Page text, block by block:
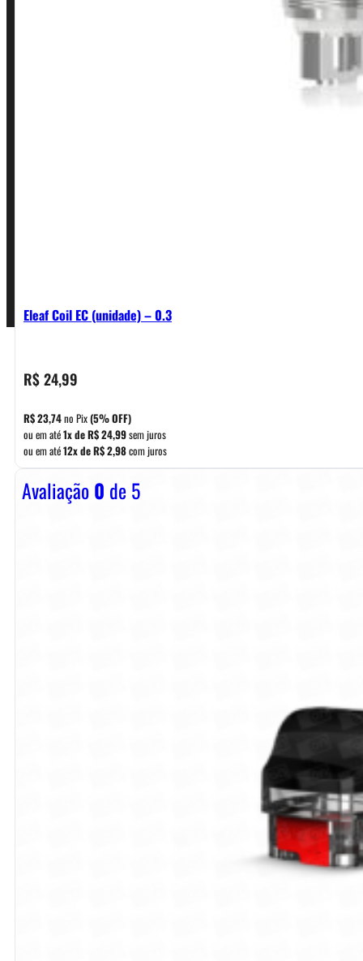
Eleaf Coil EC (unidade) – 0.3
R$24,99
R$23,74no Pix(5% OFF)
ou em até1x deR$24,99sem juros
ou em até12x deR$2,98com juros
Avaliação0 de 5